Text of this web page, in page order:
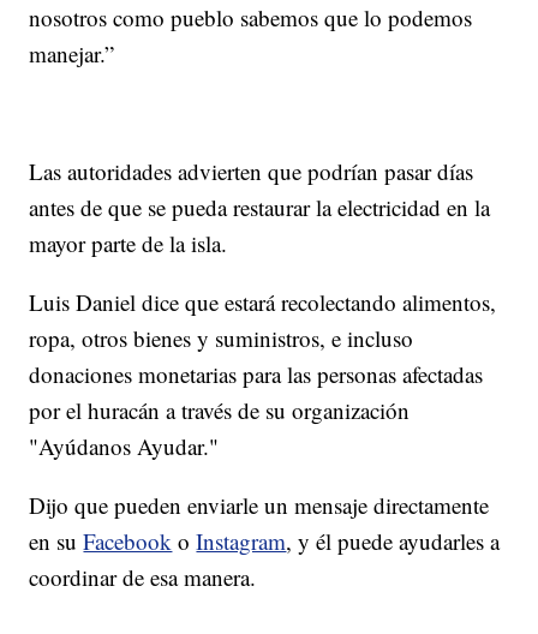
nosotros como pueblo sabemos que lo podemos
manejar.”
Las autoridades advierten que podrían pasar días
antes de que se pueda restaurar la electricidad en la
mayor parte de la isla.
Luis Daniel dice que estará recolectando alimentos,
ropa, otros bienes y suministros, e incluso
donaciones monetarias para las personas afectadas
por el huracán a través de su organización
"Ayúdanos Ayudar."
Dijo que pueden enviarle un mensaje directamente
en suFacebook oInstagram, y él puede ayudarles a
coordinar de esa manera.